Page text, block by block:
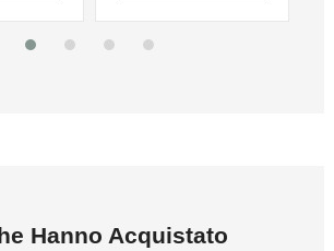
Hanno Acquistato